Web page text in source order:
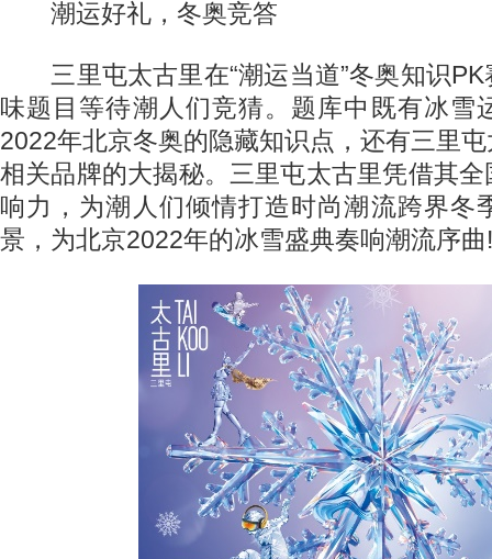
潮运好礼，冬奥竞答
三里屯太古里在“潮运当道”冬奥知识PK
味题目等待潮人们竞猜。题库中既有冰雪
2022年北京冬奥的隐藏知识点，还有三里
相关品牌的大揭秘。三里屯太古里凭借其
响力，为潮人们倾情打造时尚潮流跨界冬
景，为北京2022年的冰雪盛典奏响潮流序曲!